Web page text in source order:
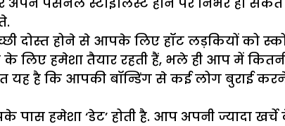
दोस्त होने से आपके लिए हॉट लड़कियों को
हमेशा तैयार रहती हैं, भले ही आप में कितनी
यह है कि आपकी बॉन्डिंग से कई लोग बुराई
हमेशा ‘डेट’ होती है. आप अपनी ज्यादा